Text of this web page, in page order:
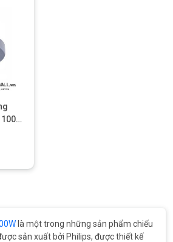
là một trong những sản phẩm chiếu
sản xuất bởi Philips, được thiết kế